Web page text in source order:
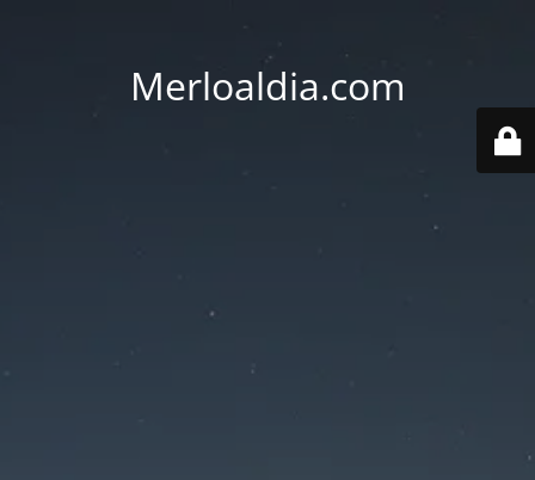
Merloaldia.com